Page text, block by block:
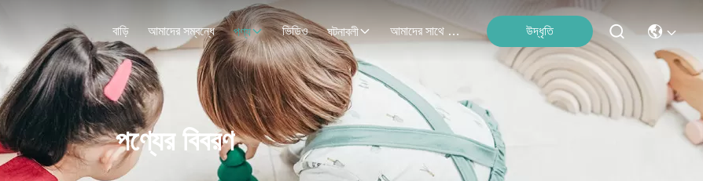
বাড়ি আমাদের সম্বন্ধে পণ্য ভিডিও ঘটনাবলী আমাদের সাথে যোগাযোগ উদ্ধৃতি
পণ্যের বিবরণ